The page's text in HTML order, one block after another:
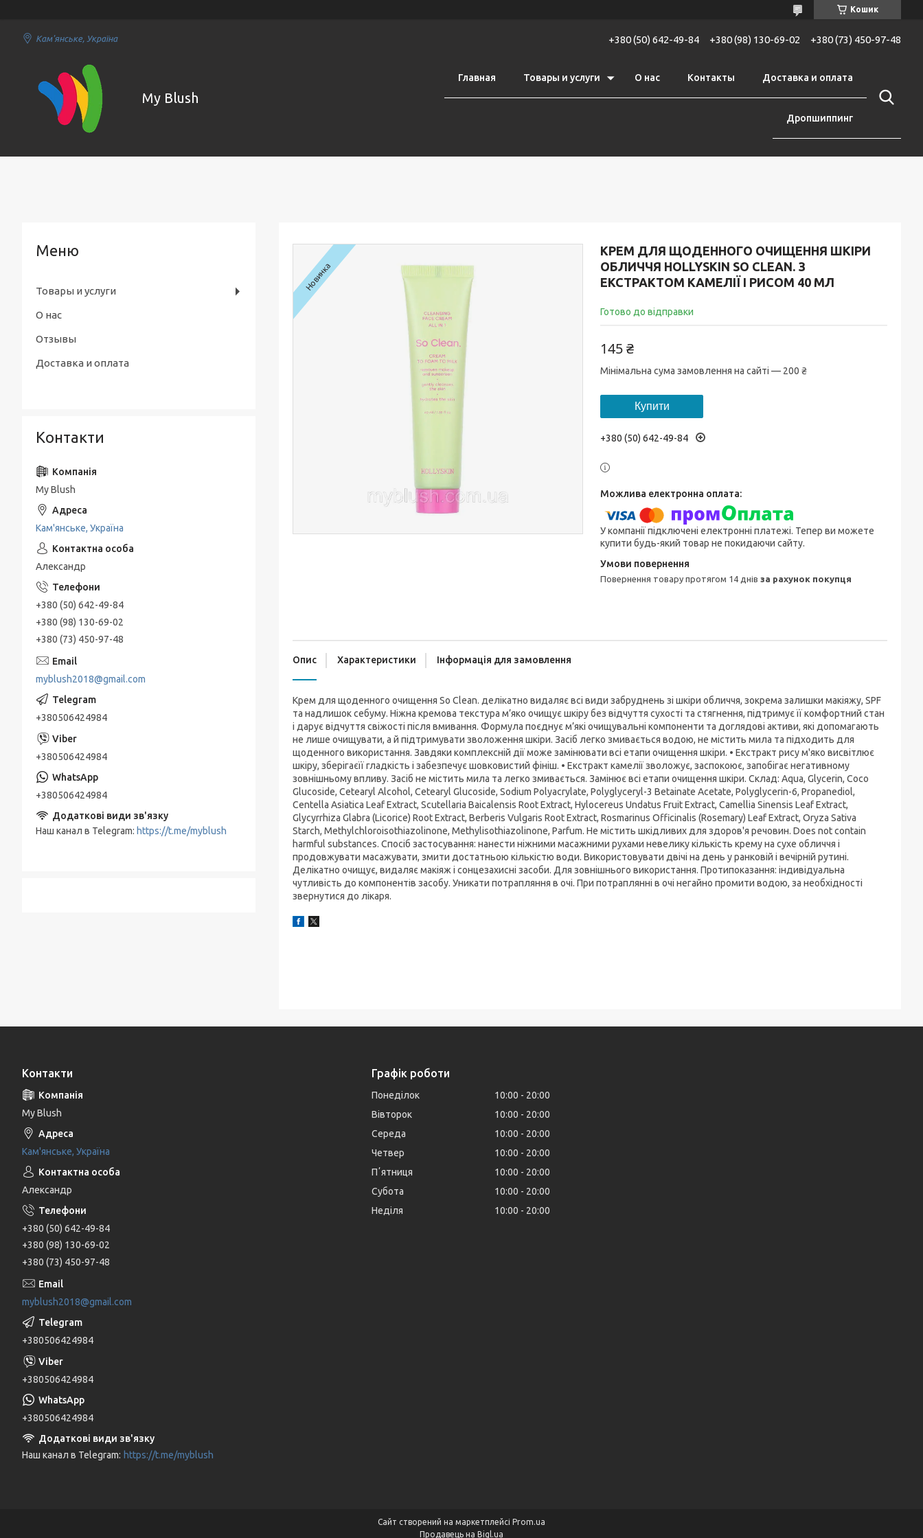
Кошик
Кам'янське, Україна +380 (50) 642-49-84 +380 (98) 130-69-02 +380 (73) 450-97-48
My Blush
Главная Товары и услуги О нас Контакты Доставка и оплата
Дропшиппинг
КРЕМ ДЛЯ ЩОДЕННОГО ОЧИЩЕННЯ ШКІРИ
ОБЛИЧЧЯ HOLLYSKIN SO CLEAN. З
ЕКСТРАКТОМ КАМЕЛІЇ І РИСОМ 40 МЛ
Готово до відправки
145 ₴
Мінімальна сума замовлення на сайті — 200 ₴
Купити
+380 (50) 642-49-84
У компанії підключені електронні платежі. Тепер ви можете
купити будь-який товар не покидаючи сайту.
повернення товару протягом 14 днів за рахунок покупця
Новинка
Опис Характеристики Інформація для замовлення
Крем для щоденного очищення So Clean. делікатно видаляє всі види забруднень зі шкіри обличчя, зокрема залишки макіяжу, SPF
та надлишок себуму. Ніжна кремова текстура м’яко очищує шкіру без відчуття сухості та стягнення, підтримує її комфортний стан
і дарує відчуття свіжості після вмивання. Формула поєднує м’які очищувальні компоненти та доглядові активи, які допомагають
не лише очищувати, а й підтримувати зволоження шкіри. Засіб легко змивається водою, не містить мила та підходить для
щоденного використання. Завдяки комплексній дії може замінювати всі етапи очищення шкіри. • Екстракт рису м'яко висвітлює
шкіру, зберігаєїї гладкість і забезпечує шовковистий фініш. • Екстракт камелії зволожує, заспокоює, запобігає негативному
зовнішньому впливу. Засіб не містить мила та легко змивається. Замінює всі етапи очищення шкіри. Склад: Aqua, Glycerin, Coco
Glucoside, Cetearyl Alcohol, Cetearyl Glucoside, Sodium Polyacrylate, Polyglyceryl-3 Betainate Acetate, Polyglycerin-6, Propanediol,
Centella Asiatica Leaf Extract, Scutellaria Baicalensis Root Extract, Hylocereus Undatus Fruit Extract, Camellia Sinensis Leaf Extract,
Glycyrrhiza Glabra (Licorice) Root Extract, Berberis Vulgaris Root Extract, Rosmarinus Officinalis (Rosemary) Leaf Extract, Oryza Sativa
Starch, Methylchloroisothiazolinone, Methylisothiazolinone, Parfum. Не містить шкідливих для здоров'я речовин. Does not contain
harmful substances. Спосіб застосування: нанести ніжними масажними рухами невелику кількість крему на сухе обличчя і
продовжувати масажувати, змити достатньою кількістю води. Використовувати двічі на день у ранковій і вечірній рутині.
Делікатно очищує, видаляє макіяж і сонцезахисні засоби. Для зовнішнього використання. Протипоказання: індивідуальна
чутливість до компонентів засобу. Уникати потрапляння в очі. При потраплянні в очі негайно промити водою, за необхідності
звернутися до лікаря.
Товары и услуги
О нас
Отзывы
Доставка и оплата
Контакти
My Blush
Кам'янське, Україна
Александр
+380 (50) 642-49-84
+380 (98) 130-69-02
+380 (73) 450-97-48
myblush2018@gmail.com
+380506424984
+380506424984
+380506424984
Наш канал в Telegram https://t.me/myblush
Контакти
My Blush
Кам'янське, Україна
Александр
+380 (50) 642-49-84
+380 (98) 130-69-02
+380 (73) 450-97-48
myblush2018@gmail.com
+380506424984
+380506424984
+380506424984
Наш канал в Telegram https://t.me/myblush
Графік роботи
Понеділок 10:00
20:00
Вівторок
10:00
20:00
Середа
10:00
20:00
Четвер
10:00
20:00
Пʼятниця
10:00
20:00
Субота
10:00
20:00
Неділя
10:00 20:00
Сайт створений на маркетплейсі Prom.ua
Продавець на Bigl.ua